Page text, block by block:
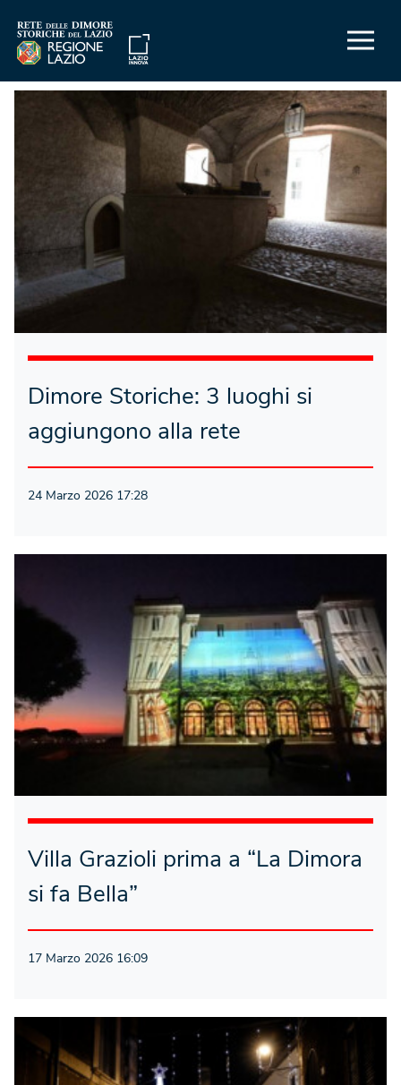
Dimore Storiche: 3 luoghi si
aggiungono alla rete
24 Marzo 2026 17:28
Villa Grazioli prima a “La Dimora
si fa Bella”
17 Marzo 2026 16:09